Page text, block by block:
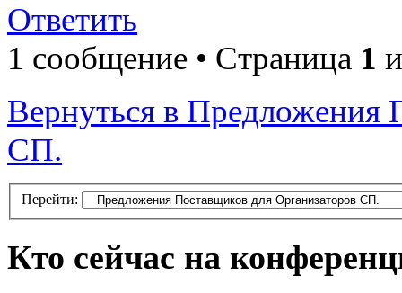
Ответить
1 сообщение • Страница 1
Вернуться в Предложения
СП.
Перейти:
Кто сейчас на